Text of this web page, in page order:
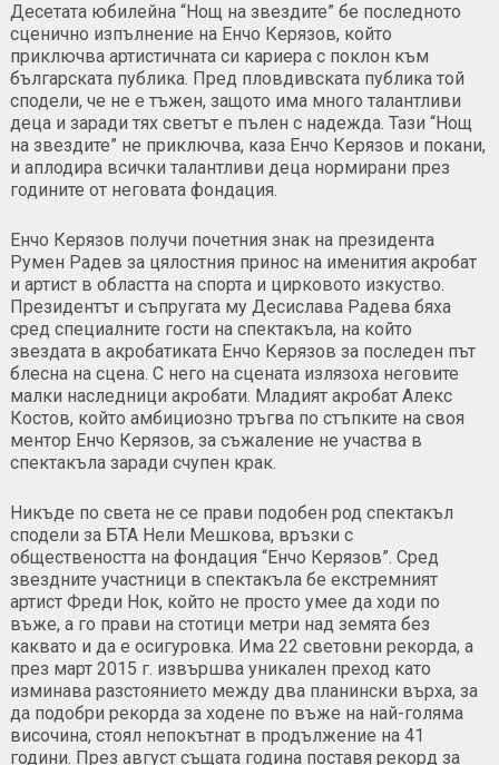
Десетата юбилейна “Нощ на звездите” бе последното
сценично изпълнение на Енчо Керязов, който
приключва артистичната си кариера с поклон към
българската публика. Пред пловдивската публика той
сподели, че не е тъжен, защото има много талантливи
деца и заради тях светът е пълен с надежда. Тази “Нощ
на звездите” не приключва, каза Енчо Керязов и покани,
и аплодира всички талантливи деца нормирани през
годините от неговата фондация.
Енчо Керязов получи почетния знак на президента
Румен Радев за цялостния принос на именития акробат
и артист в областта на спорта и цирковото изкуство.
Президентът и съпругата му Десислава Радева бяха
сред специалните гости на спектакъла, на който
звездата в акробатиката Енчо Керязов за последен път
блесна на сцена. С него на сцената излязоха неговите
малки наследници акробати. Младият акробат Алекс
Костов, който амбициозно тръгва по стъпките на своя
ментор Енчо Керязов, за съжаление не участва в
спектакъла заради счупен крак.
Никъде по света не се прави подобен род спектакъл
сподели за БТА Нели Мешкова, връзки с
обществеността на фондация “Енчо Керязов”. Сред
звездните участници в спектакъла бе екстремният
артист Фреди Нок, който не просто умее да ходи по
въже, а го прави на стотици метри над земята без
каквато и да е осигуровка. Има 22 световни рекорда, а
през март 2015 г. извършва уникален преход като
изминава разстоянието между два планински върха, за
да подобри рекорда за ходене по въже на най-голяма
височина, стоял непокътнат в продължение на 41
години. През август същата година поставя рекорд за